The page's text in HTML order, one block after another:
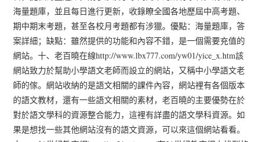
海量題庫，並且每日進行更新，收錄瞭全國各地歷屆中高考題、
期中期末考題，甚至各校月考題都有涉獵。優點：海量題庫，答
案詳細；缺點：雖然提供的功能和內容不錯，是一個需要充值的
網站。十、老百曉在線http://www.lbx777.com/yw01/yice_x.htm該
網站致力於幫助小學語文老師而設立的網站，又稱中小學語文老
師的傢。網站收納的是語文相關的課件內容，網站裡有各個版本
的語文教材，還有一些語文相關的素材，老百曉的主要優勢在於
對於語文學科的資源整合能力，這裡有詳盡的語文學科資源。如
果是想找一些其他網站沒有的語文資源，可以來這個網站看看。